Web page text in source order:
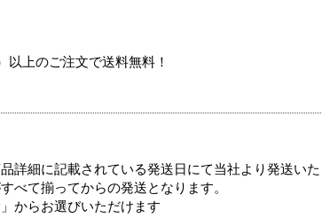
上のご注文で送料無料！
詳細に記載されている発送日にて当社より発送いた
べて揃ってからの発送となります。
からお選びいただけます